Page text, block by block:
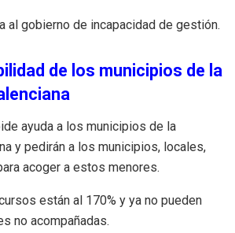
al gobierno de incapacidad de gestión.
de los municipios de la
ayuda a los municipios de la
y pedirán a los municipios, locales,
acoger a estos menores.
están al 170% y ya no pueden
no acompañadas.